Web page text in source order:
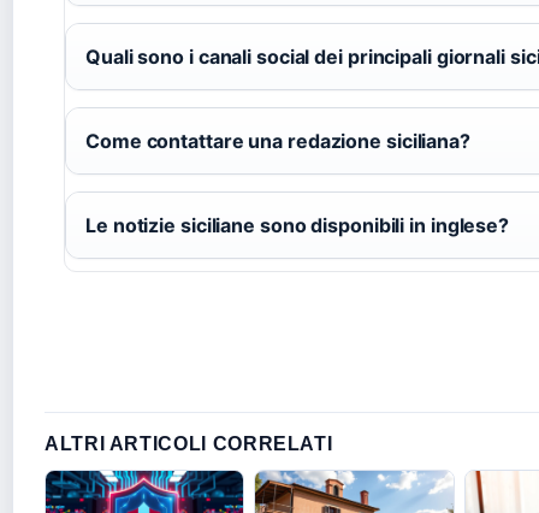
Quali sono i canali social dei principali giornali
Come contattare una redazione siciliana?
Le notizie siciliane sono disponibili in inglese?
ALTRI ARTICOLI CORRELATI